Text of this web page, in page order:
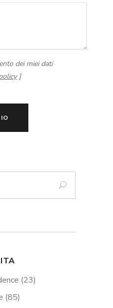
dei miei dati
]
(23)
(85)